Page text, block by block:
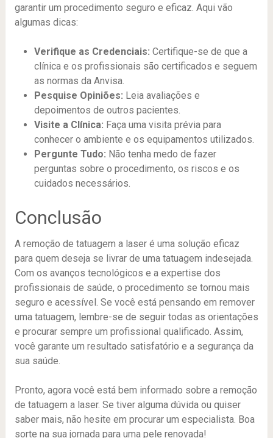
garantir um procedimento seguro e eficaz. Aqui vão
algumas dicas:
Verifique as Credenciais: Certifique-se de que a
clínica e os profissionais são certificados e seguem
as normas da Anvisa.
Pesquise Opiniões: Leia avaliações e
depoimentos de outros pacientes.
Visite a Clínica: Faça uma visita prévia para
conhecer o ambiente e os equipamentos utilizados.
Pergunte Tudo: Não tenha medo de fazer
perguntas sobre o procedimento, os riscos e os
cuidados necessários.
Conclusão
A remoção de tatuagem a laser é uma solução eficaz
para quem deseja se livrar de uma tatuagem indesejada.
Com os avanços tecnológicos e a expertise dos
profissionais de saúde, o procedimento se tornou mais
seguro e acessível. Se você está pensando em remover
uma tatuagem, lembre-se de seguir todas as orientações
e procurar sempre um profissional qualificado. Assim,
você garante um resultado satisfatório e a segurança da
sua saúde.
Pronto, agora você está bem informado sobre a remoção
de tatuagem a laser. Se tiver alguma dúvida ou quiser
saber mais, não hesite em procurar um especialista. Boa
sorte na sua jornada para uma pele renovada!